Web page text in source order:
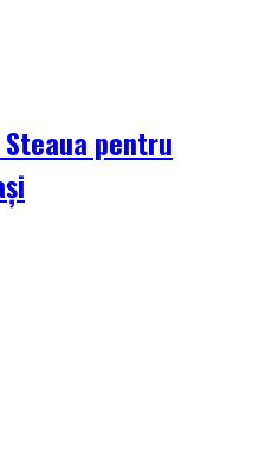
pentru